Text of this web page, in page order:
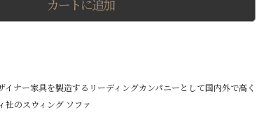
カートに追加
ナー家具を製造するリーディングカンパニーとして国内外で高く
のスウィング ソファ